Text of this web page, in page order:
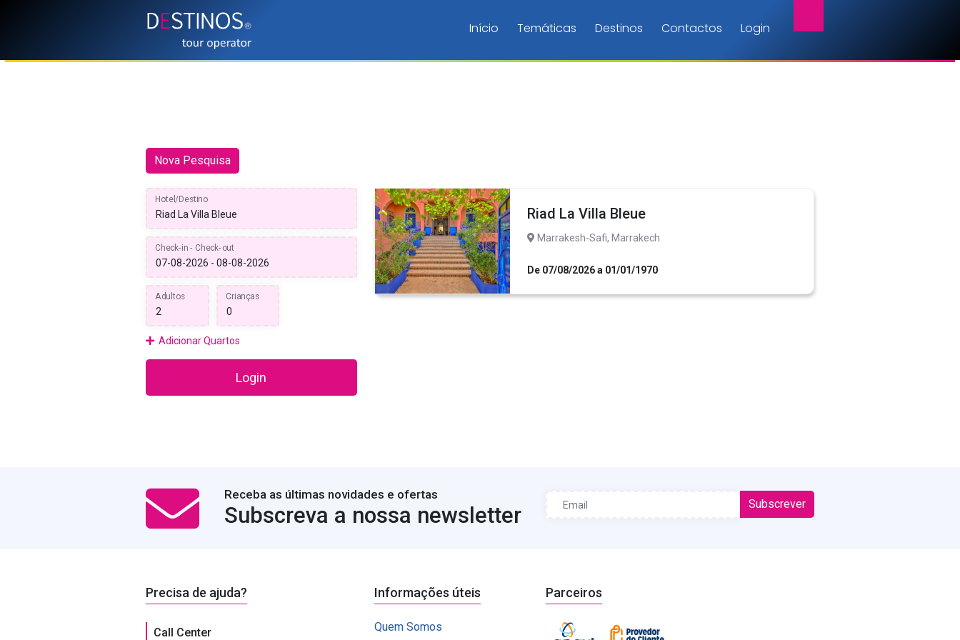
Início Temáticas Destinos Contactos Login
Nova Pesquisa
Hotel/Destino
Check-in - Check-out
Adultos Crianças
Adicionar Quartos
Login
Riad La Villa Bleue
Marrakesh-Safi, Marrakech
De 07/08/2026 a 01/01/1970
Receba as últimas novidades e ofertas
Subscreva a nossa newsletter Subscrever
Precisa de ajuda?
Call Center
Informações úteis
Quem Somos
Parceiros